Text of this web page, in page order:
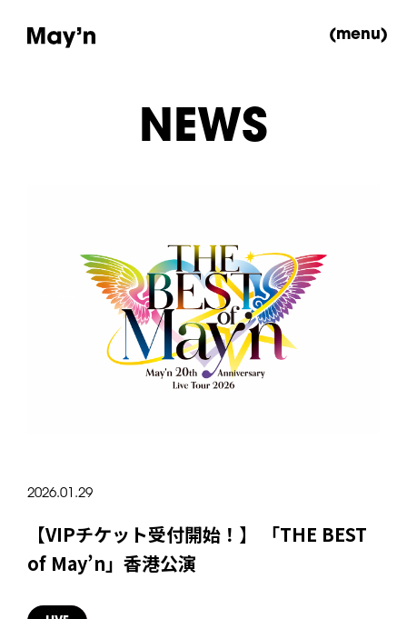
(menu)
NEWS
2026.01.29
【VIPチケット受付開始！】 「THE BEST
of May’n」香港公演